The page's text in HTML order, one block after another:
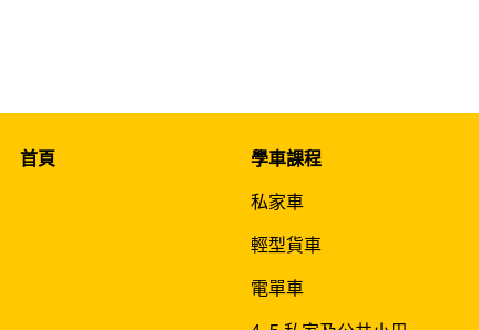
首頁 學車課程
私家車
輕型貨車
電單車